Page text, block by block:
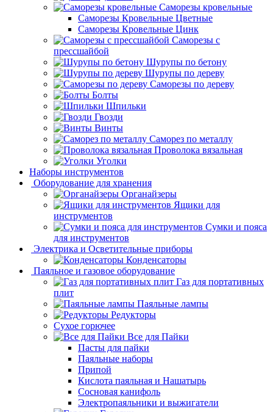
Саморезы кровельные
Саморезы Кровельные Цветные
Саморезы Кровельные Цинк
Саморезы с
прессшайбой
Шурупы по бетону
Шурупы по дереву
Саморезы по дереву
Болты
Шпильки
Гвозди
Винты
Саморез по металлу
Проволока вязальная
Уголки
Наборы инструментов
Оборудование для хранения
Органайзеры
Ящики для
инструментов
Сумки и пояса
для инструментов
Электрика и Осветительные приборы
Конденсаторы
Паяльное и газовое оборудование
Газ для портативных
плит
Паяльные лампы
Редукторы
Сухое горючее
Все для Пайки
Пасты для пайки
Паяльные наборы
Припой
Кислота паяльная и Нашатырь
Сосновая канифоль
Электропаяльники и выжигатели